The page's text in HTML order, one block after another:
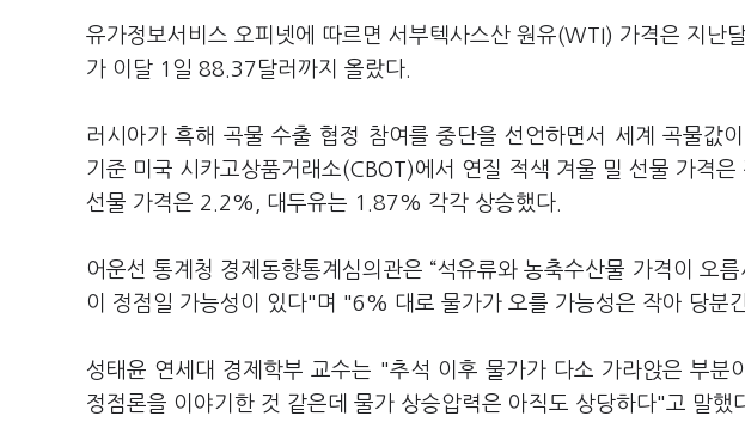
유가정보서비스 오피넷에 따르면 서부텍사스산 원유(WTI) 가격은 지
가 이달 1일 88.37달러까지 올랐다.
러시아가 흑해 곡물 수출 협정 참여를 중단을 선언하면서 세계 곡물값
기준 미국 시카고상품거래소(CBOT)에서 연질 적색 겨울 밀 선물 가격
선물 가격은 2.2%, 대두유는 1.87% 각각 상승했다.
어운선 통계청 경제동향통계심의관은 “석유류와 농축수산물 가격이 오
이 정점일 가능성이 있다"며 "6% 대로 물가가 오를 가능성은 작아 당분
성태윤 연세대 경제학부 교수는 "추석 이후 물가가 다소 가라앉은 부
정점론을 이야기한 것 같은데 물가 상승압력은 아직도 상당하다"고 말했